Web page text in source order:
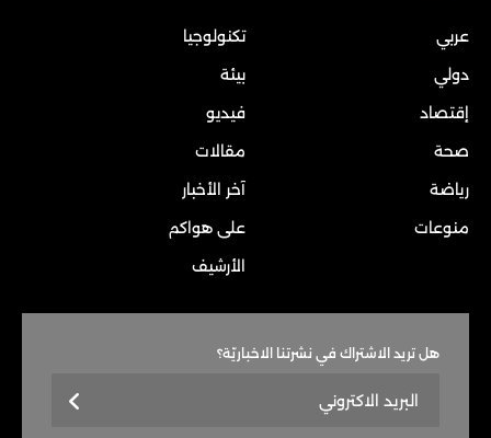
عربي
دولي
إقتصاد
صحة
رياضة
منوعات
تكنولوجيا
بيئة
فيديو
مقالات
آخر الأخبار
على هواكم
الأرشيف
هل تريد الاشتراك في نشرتنا الاخباريّة؟